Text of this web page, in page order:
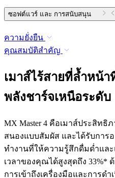
ซอฟต์แวร์ และ การสนับสนุน
ความยั่งยืน
คุณสมบัติสำคัญ
เมาส์ไร้สายที่ล้ำหน้า
พลังชาร์จเหนือระดับ
MX Master 4 คือเมาส์ประสิท
สนองแบบสัมผัส และได้รับการ
ทำงานที่ให้ความรู้สึกดื่มด่ำแล
เวลาของคุณได้สูงสุดถึง 33%*
การเข้าถึงเครื่องมือและการดำ